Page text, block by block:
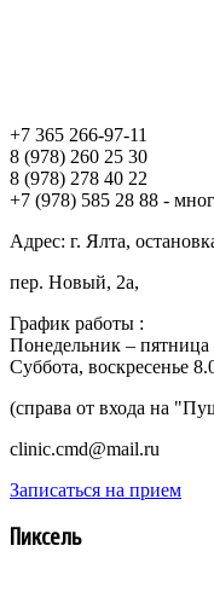
+7 365 266-97-11
8 (978) 260 25 30
8 (978) 278 40 22
+7 (978) 585 28 88 -
Адрес: г. Ялта,
пер. Новый, 2а,
График работы :
Понедельник – пятница
Суббота, воскресенье
(справа от входа на
clinic.cmd@mail.ru
Записаться на прием
Пиксель